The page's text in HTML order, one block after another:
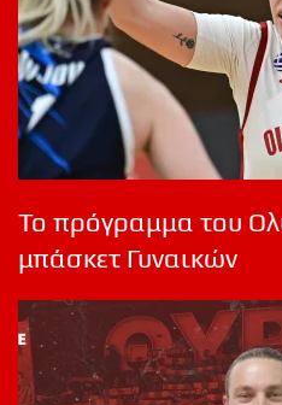
Το πρόγραμμα του
μπάσκετ Γυναικών